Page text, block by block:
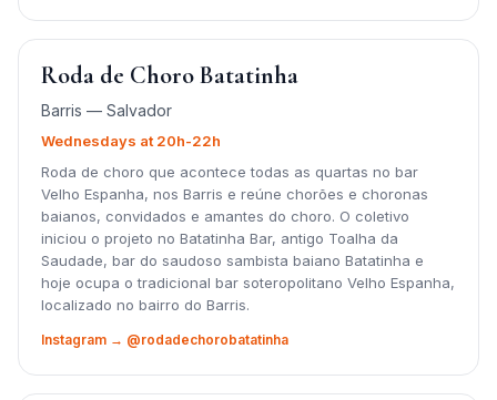
Roda de Choro Batatinha
Barris — Salvador
Wednesdays at 20h-22h
Roda de choro que acontece todas as quartas no bar
Velho Espanha, nos Barris e reúne chorões e choronas
baianos, convidados e amantes do choro. O coletivo
iniciou o projeto no Batatinha Bar, antigo Toalha da
Saudade, bar do saudoso sambista baiano Batatinha e
hoje ocupa o tradicional bar soteropolitano Velho Espanha,
localizado no bairro do Barris.
Instagram → @rodadechorobatatinha